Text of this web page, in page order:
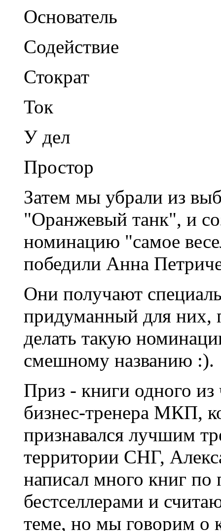
Основатель
Содействие
Стократ
Ток
У дел
Простор
Затем мы убрали из
"Оранжевый танк", и
номинацию "самое
победили Анна
Они получают
придуманный для них,
делать такую
смешному названию :).
Приз - книги одного
бизнес-тренера МКП,
признавался лучшим
территории СНГ,
написал много книг по
бестселлерами и
теме, но мы говорим о